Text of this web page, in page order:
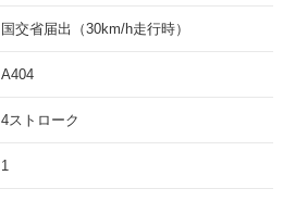
国交省届出（30km/h走行時）
A404
4ストローク
1